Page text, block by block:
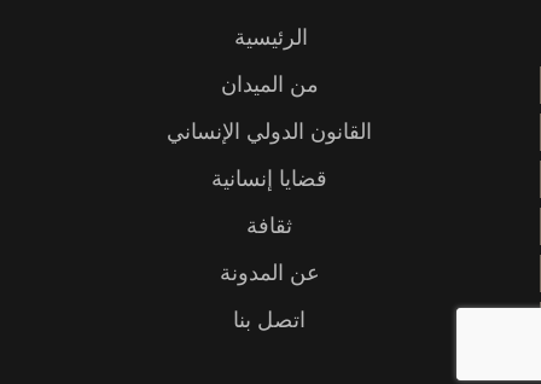
الرئيسية
من الميدان
القانون الدولي الإنساني
قضايا إنسانية
ثقافة
عن المدونة
اتصل بنا